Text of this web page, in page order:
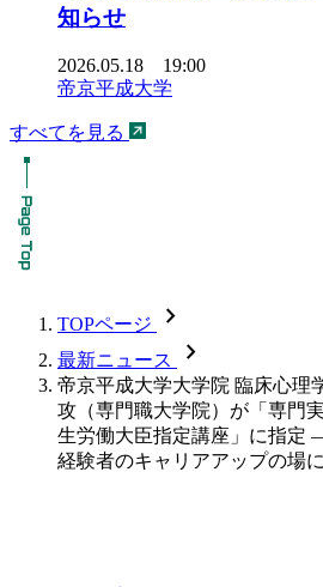
知らせ
2026.05.18 19:00
帝京平成大学
すべてを見る
TOPページ chevron_forward
最新ニュース chevron_forward
帝京平成大学大学院 臨床心理
攻（専門職大学院）が「専門
生労働大臣指定講座」に指定
経験者のキャリアアップの場に